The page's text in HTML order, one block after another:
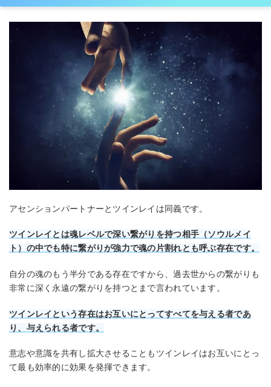
アセンションパートナーとツインレイは同義です。
ツインレイとは魂レベルで深い繋がりを持つ相手（ソウルメイ
ト）の中でも特に繋がりが強力で魂の片割れとも呼ぶ存在です。
自分の魂のもう半分である存在ですから、過去世からの繋がりも
非常に深く永遠の繋がりを持つとまで言われています。
ツインレイという存在はお互いにとってすべてを与える者であ
り、与えられる者です。
意志や意識を共有し拡大させることもツインレイはお互いにとっ
て最も効率的に効果を発揮できます。